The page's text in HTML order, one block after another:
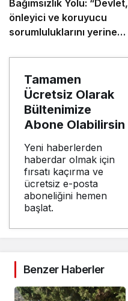
Bağımsızlık Yolu: “Devlet,
önleyici ve koruyucu
sorumluluklarını yerine
Tamamen
Ücretsiz Olarak
Bültenimize
Abone Olabilirsin
Yeni haberlerden
haberdar olmak için
fırsatı kaçırma ve
ücretsiz e-posta
aboneliğini hemen
başlat.
Benzer Haberler